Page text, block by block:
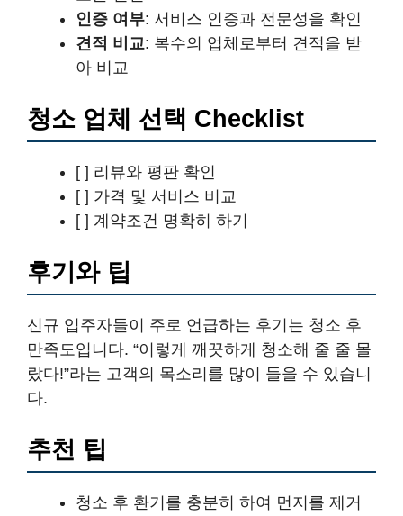
인증 여부: 서비스 인증과 전문성을 확인
견적 비교: 복수의 업체로부터 견적을 받
아 비교
청소 업체 선택 Checklist
[ ] 리뷰와 평판 확인
[ ] 가격 및 서비스 비교
[ ] 계약조건 명확히 하기
후기와 팁
신규 입주자들이 주로 언급하는 후기는 청소 후
만족도입니다. “이렇게 깨끗하게 청소해 줄 줄 몰
랐다!”라는 고객의 목소리를 많이 들을 수 있습니
다.
추천 팁
청소 후 환기를 충분히 하여 먼지를 제거